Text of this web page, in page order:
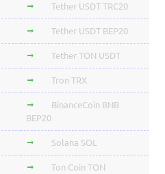
Tether USDT TRC20
Tether USDT BEP20
Tether TON USDT
Tron TRX
BinanceCoin BNB
BEP20
Solana SOL
Ton Coin TON